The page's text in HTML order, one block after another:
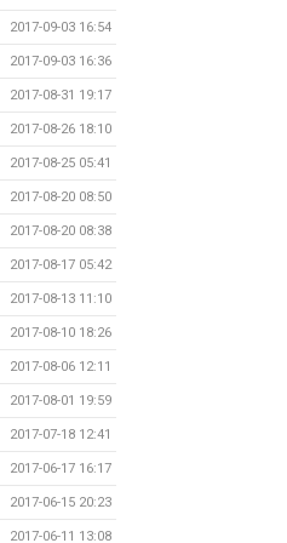
2017-09-03 16:54
2017-09-03 16:36
2017-08-31 19:17
2017-08-26 18:10
2017-08-25 05:41
2017-08-20 08:50
2017-08-20 08:38
2017-08-17 05:42
2017-08-13 11:10
2017-08-10 18:26
2017-08-06 12:11
2017-08-01 19:59
2017-07-18 12:41
2017-06-17 16:17
2017-06-15 20:23
2017-06-11 13:08